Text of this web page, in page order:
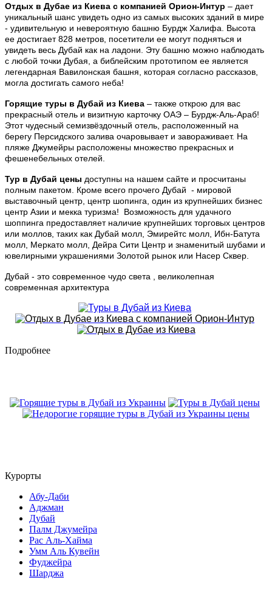
Отдых в Дубае из Киева с компанией Орион-Интур – дает
уникальный шанс увидеть одно из самых высоких зданий в мире
- удивительную и невероятную башню Бурдж Халифа. Высота
ее достигает 828 метров, посетители ее могут подняться и
увидеть весь Дубай как на ладони. Эту башню можно наблюдать
с любой точки Дубая, а библейским прототипом ее является
легендарная Вавилонская башня, которая согласно рассказов,
могла достигать самого неба!
Горящие туры в Дубай из Киева – также открою для вас
прекрасный отель и визитную карточку ОАЭ – Бурдж-Аль-Араб!
Этот чудесный семизвёздочный отель, расположенный на
берегу Персидского залива очаровывает и завораживает. На
пляже Джумейры расположены множество прекрасных и
фешенебельных отелей.
Тур в Дубай цены доступны на нашем сайте и просчитаны
полным пакетом. Кроме всего прочего Дубай - мировой
выставочный центр, центр шопинга, один из крупнейших бизнес
центр Азии и мекка туризма! Возможность для удачного
шоппинга предоставляет наличие крупнейших торговых центров
или моллов, таких как Дубай молл, Эмирейтс молл, Ибн-Батута
молл, Меркато молл, Дейра Сити Центр и знаменитый шубами и
ювелирными украшениями Золотой рынок или Насер Сквер.
Дубай - это современное чудо света , великолепная
современная архитектура
Подробнее
Курорты
Абу-Даби
Аджман
Дубай
Палм Джумейра
Рас Аль-Хайма
Умм Аль Кувейн
Фуджейра
Шарджа